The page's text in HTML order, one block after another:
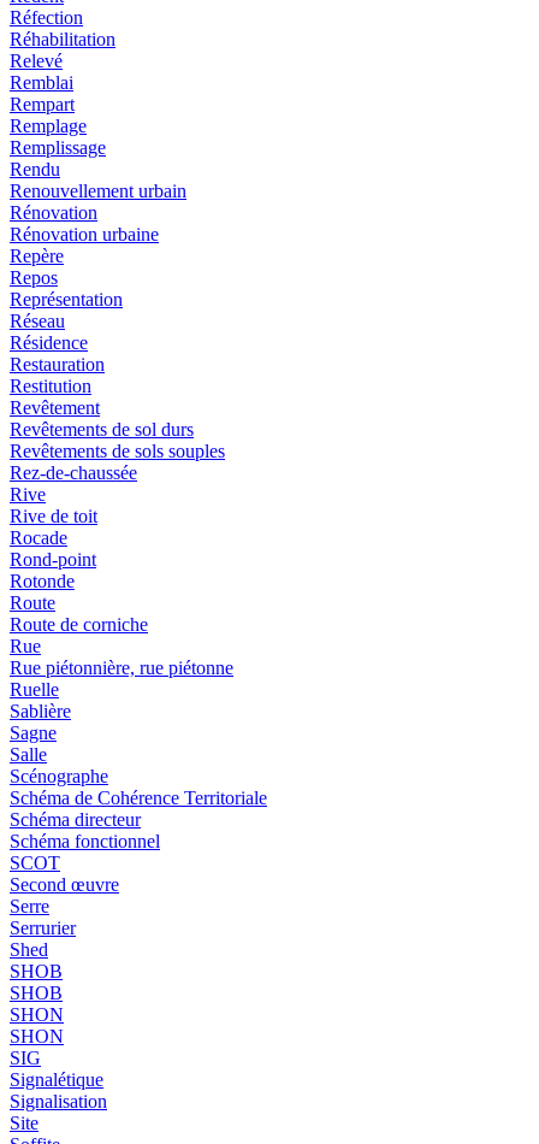
Réfection
Réhabilitation
Relevé
Remblai
Rempart
Remplage
Remplissage
Rendu
Renouvellement urbain
Rénovation
Rénovation urbaine
Repère
Repos
Représentation
Réseau
Résidence
Restauration
Restitution
Revêtement
Revêtements de sol durs
Revêtements de sols souples
Rez-de-chaussée
Rive
Rive de toit
Rocade
Rond-point
Rotonde
Route
Route de corniche
Rue
Rue piétonnière, rue piétonne
Ruelle
Sablière
Sagne
Salle
Scénographe
Schéma de Cohérence Territoriale
Schéma directeur
Schéma fonctionnel
SCOT
Second œuvre
Serre
Serrurier
Shed
SHOB
SHOB
SHON
SHON
SIG
Signalétique
Signalisation
Site